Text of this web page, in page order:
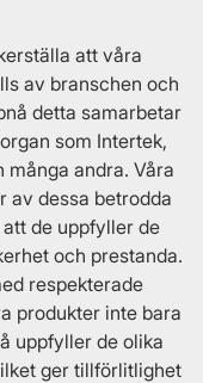
att våra
av branschen och
detta samarbetar
som Intertek,
många andra. Våra
av dessa betrodda
de uppfyller de
och prestanda.
respekterade
produkter inte bara
uppfyller de olika
ger tillförlitlighet